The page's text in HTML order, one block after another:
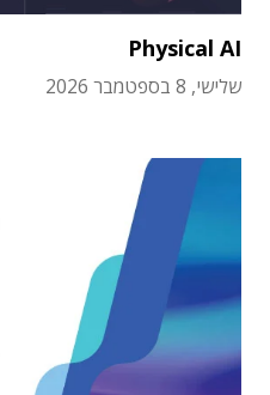
Physical AI
שלישי, 8 בספטמבר 2026